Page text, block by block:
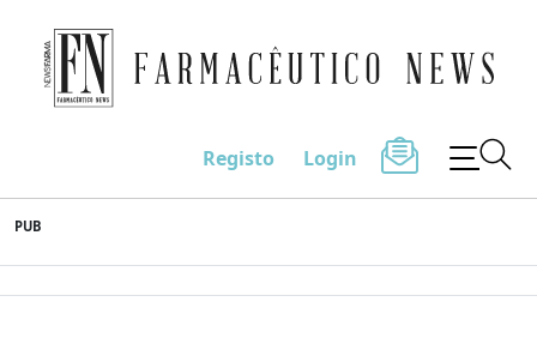
to
content
Farmacêutico News
Registo Login
PUB